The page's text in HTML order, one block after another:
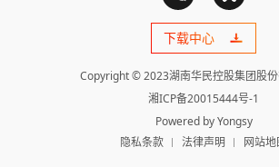
下载中心
Copyright © 2023湖南华民控股集团股
湘ICP备20015444号-1
Powered by Yongsy
隐私条款
法律声明 网站地